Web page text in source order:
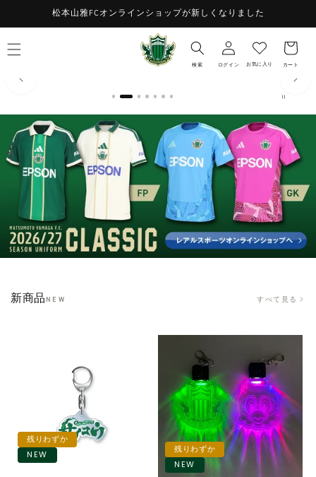
ンツに
進む
松本山雅FCオンラインショップが新しくなりました
検索 ログイン
ロ
グ
イ
お気に入り
お
気
に
入
カート
カ
ー
ト
新商品 NEW すべて見る
残りわずか
NEW
残りわずか
NEW